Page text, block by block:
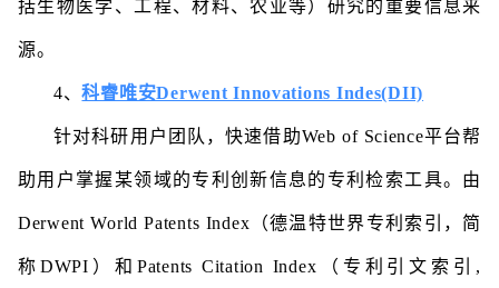
括生物医学、工程、材料、农业等）研究的重要信息来
源。
4、科睿唯安Derwent Innovations Indes(DII)
针对科研用户团队，快速借助Web of Science平台帮
助用户掌握某领域的专利创新信息的专利检索工具。由
Derwent World Patents Index（德温特世界专利索引，简
称DWPI）和Patents Citation Index（专利引文索引,